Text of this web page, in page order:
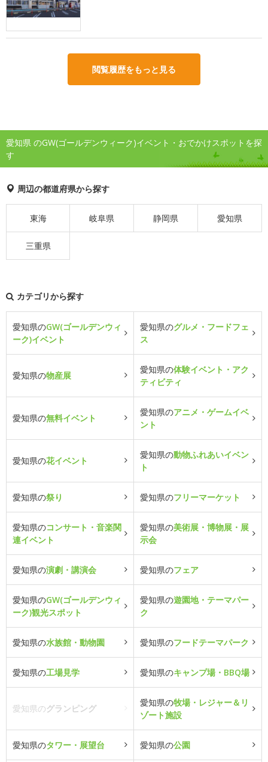
閲覧履歴をもっと見る
愛知県 のGW(ゴールデンウィーク)イベント・おでかけスポットを探
す
周辺の都道府県から探す
東海 岐阜県 静岡県 愛知県
三重県
カテゴリから探す
愛知県のGW(ゴールデンウィ
ーク)イベント
愛知県のグルメ・フードフェ
ス
愛知県の物産展
愛知県の体験イベント・アク
ティビティ
愛知県の無料イベント
愛知県のアニメ・ゲームイベ
ント
愛知県の花イベント
愛知県の動物ふれあいイベン
ト
愛知県の祭り 愛知県のフリーマーケット
愛知県のコンサート・音楽関
連イベント
愛知県の美術展・博物展・展
示会
愛知県の演劇・講演会 愛知県のフェア
愛知県のGW(ゴールデンウィ
ーク)観光スポット
愛知県の遊園地・テーマパー
ク
愛知県の水族館・動物園 愛知県のフードテーマパーク
愛知県の工場見学 愛知県のキャンプ場・BBQ場
愛知県のグランピング
愛知県の牧場・レジャー＆リ
ゾート施設
愛知県のタワー・展望台 愛知県の公園